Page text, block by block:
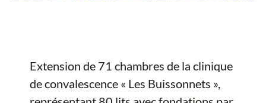
Extension de 71 chambres de la clinique
de convalescence « Les Buissonnets »,